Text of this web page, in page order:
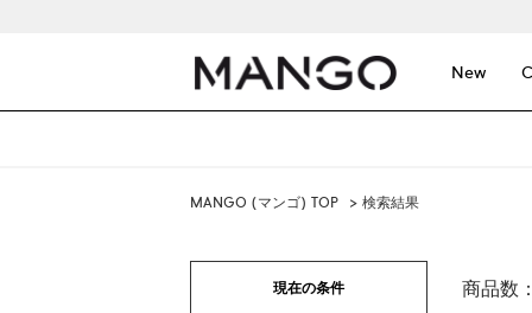
New
MANGO (マンゴ) TOP > 検索結果
現在の条件
商品数